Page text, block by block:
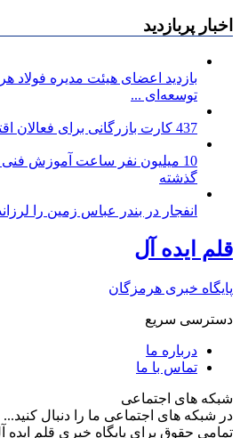
اخبار پربازدید
بازدید اعضای هیئت مدیره فولاد
توسعه‌ای ...
437 کارت بازرگانی برای فعالان اقتصادی هرمزگان صادر شد
10 میلیون نفر ساعت آموزش
گذشته
انفجار در بندر عباس زمین را
قلم ایده آل
پایگاه خبری هرمزگان
دسترسی سریع
درباره ما
تماس با ما
شبکه های اجتماعی
در شبکه های اجتماعی ما را دنبال کنید...
تمامی حقوق برای پایگاه خبری قلم